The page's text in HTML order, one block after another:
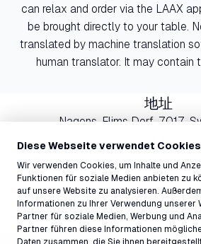
Diese Webseite verwendet Cookies
Wir verwenden Cookies, um Inhalte und
Funktionen für soziale Medien anbieten zu
auf unsere Website zu analysieren.
Informationen zu Ihrer Verwendung unserer
Partner für soziale Medien, Werbung und
Partner führen diese Informationen
Daten zusammen, die Sie ihnen
can relax and order via the LAAX
be brought directly to your table.
translated by machine translation
human translator. It may contain
地址
Nagens, Flims Dorf, 7017,
联系
081 927 75 13